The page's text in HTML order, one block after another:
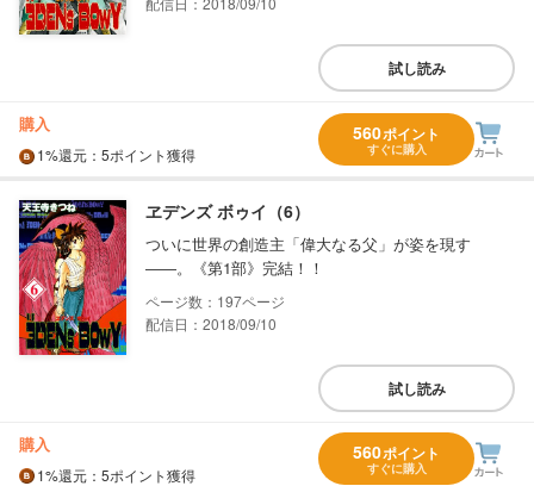
試し読み
購入
1%還元 ：5ポイント獲得
560ポイント
すぐに購入
ヱデンズ ボゥイ（6）
ついに世界の創造主「偉大なる父」が姿を現す
――。《第1部》完結！！
197
配信日：2018/09/10
試し読み
購入
1%還元 ：5ポイント獲得
560ポイント
すぐに購入